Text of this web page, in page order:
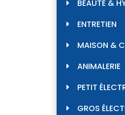
BEAUTÉ &
ENTRETIEN
MAISON &
ANIMALERIE
PETIT
GROS